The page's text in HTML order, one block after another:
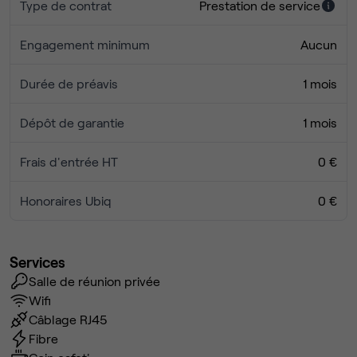
Type de contrat Prestation de service
Engagement minimum Aucun
Durée de préavis 1 mois
Dépôt de garantie 1 mois
Frais d'entrée HT 0 €
Honoraires Ubiq 0 €
Services
Salle de réunion privée
Wifi
Câblage RJ45
Fibre